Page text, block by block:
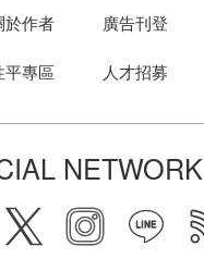
於作者
平專區
廣告刊登
人才招募
NETWORK
twitter instagram